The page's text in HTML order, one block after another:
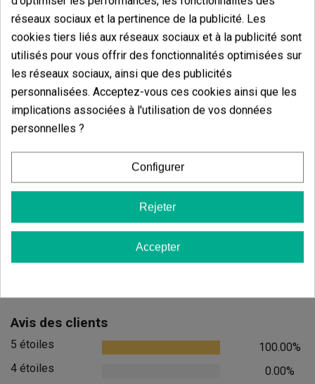
Vous aimerez aussi
Pack Complet Boom Nutrients
(36)
44,50 €
(17)
21,69 €
Avis des clients
5 étoiles
100.00%
4 étoiles
0.00%
réseaux sociaux et la pertinence de la publicité. Les
cookies tiers liés aux réseaux sociaux et à la publicité sont
utilisés pour vous offrir des fonctionnalités optimisées sur
les réseaux sociaux, ainsi que des publicités
personnalisées. Acceptez-vous ces cookies ainsi que les
implications associées à l'utilisation de vos données
personnelles ?
Configurer
Rejeter
Accepter